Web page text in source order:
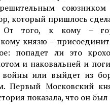
союзником
который пришлось
От того, к кому –
князю –
попадет ли это
и наковальней и
войны или выйдет из
Пер­вый Московский
показала, что он